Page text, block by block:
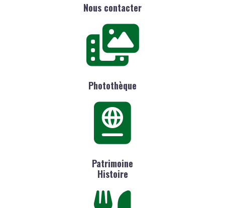
Nous contacter
Photothèque
Patrimoine
Histoire